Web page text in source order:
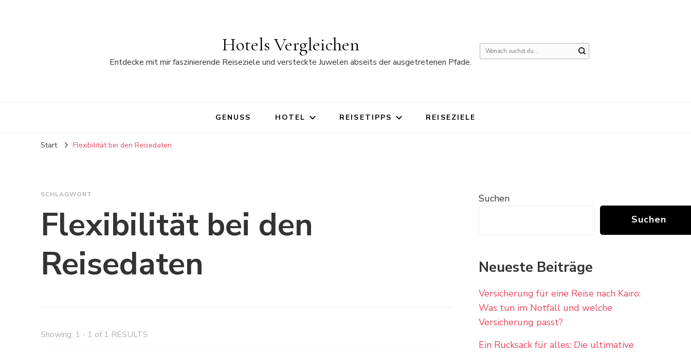
Hotels Vergleichen
Entdecke mit mir faszinierende Reiseziele und versteckte Juwelen abseits der ausgetretenen Pfade.
Suchst
GENUSS HOTEL REISETIPPS REISEZIELE
Start Flexibilität bei den Reisedaten
SCHLAGWORT
Flexibilität bei den
Reisedaten
Showing: 1 - 1 of 1 RESULTS
Suchen
Suchen
Neueste Beiträge
Versicherung für eine Reise nach Kairo:
Was tun im Notfall und welche
Versicherung passt?
Ein Rucksack für alles: Die ultimative